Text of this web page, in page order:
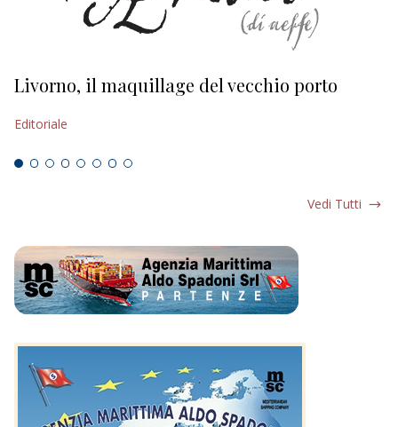
Livorno, il maquillage del vecchio porto
Editoriale
Vedi Tutti